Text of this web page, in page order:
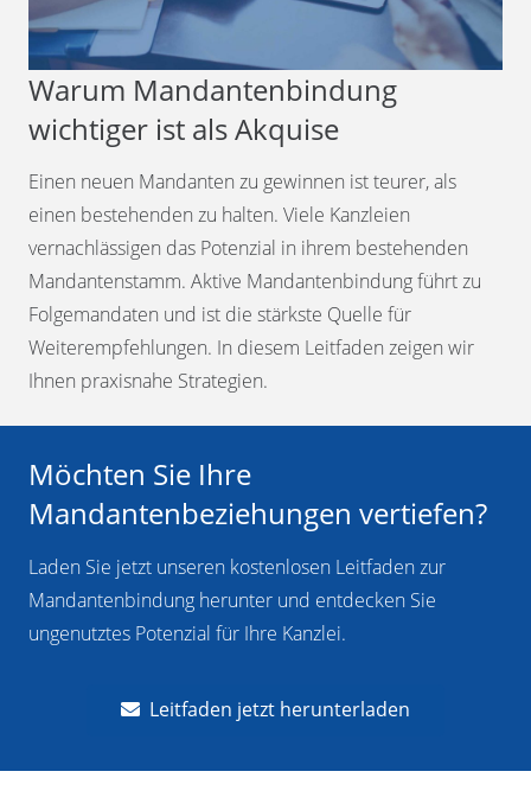
Warum Mandantenbindung
wichtiger ist als Akquise
Einen neuen Mandanten zu gewinnen ist teurer, als
einen bestehenden zu halten. Viele Kanzleien
vernachlässigen das Potenzial in ihrem bestehenden
Mandantenstamm. Aktive Mandantenbindung führt zu
Folgemandaten und ist die stärkste Quelle für
Weiterempfehlungen. In diesem Leitfaden zeigen wir
Ihnen praxisnahe Strategien.
Möchten Sie Ihre
Mandantenbeziehungen vertiefen?
Laden Sie jetzt unseren kostenlosen Leitfaden zur
Mandantenbindung herunter und entdecken Sie
ungenutztes Potenzial für Ihre Kanzlei.
Leitfaden jetzt herunterladen